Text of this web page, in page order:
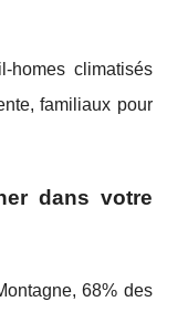
homes climatisés
familiaux pour
dans votre
68% des